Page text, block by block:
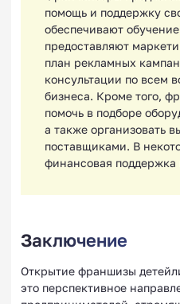
помощь и поддержку
обеспечивают
предоставляют
план рекламных
консультации по всем
бизнеса. Кроме того,
помочь в подборе
а также организовать
поставщиками. В
финансовая поддержка
Заключение
Открытие франшизы
это перспективное